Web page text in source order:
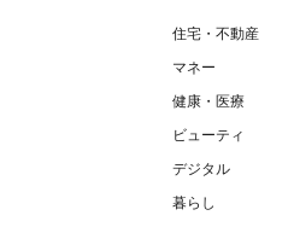
住宅・不動産
マネー
健康・医療
ビューティ
デジタル
暮らし